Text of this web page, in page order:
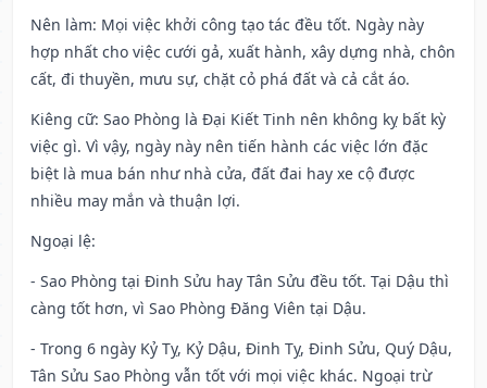
Nên làm: Mọi việc khởi công tạo tác đều tốt. Ngày này
hợp nhất cho việc cưới gả, xuất hành, xây dựng nhà, chôn
cất, đi thuyền, mưu sự, chặt cỏ phá đất và cả cắt áo.
Kiêng cữ: Sao Phòng là Đại Kiết Tinh nên không kỵ bất kỳ
việc gì. Vì vậy, ngày này nên tiến hành các việc lớn đặc
biệt là mua bán như nhà cửa, đất đai hay xe cộ được
nhiều may mắn và thuận lợi.
Ngoại lệ:
- Sao Phòng tại Đinh Sửu hay Tân Sửu đều tốt. Tại Dậu thì
càng tốt hơn, vì Sao Phòng Đăng Viên tại Dậu.
- Trong 6 ngày Kỷ Tỵ, Kỷ Dậu, Đinh Tỵ, Đinh Sửu, Quý Dậu,
Tân Sửu Sao Phòng vẫn tốt với mọi việc khác. Ngoại trừ